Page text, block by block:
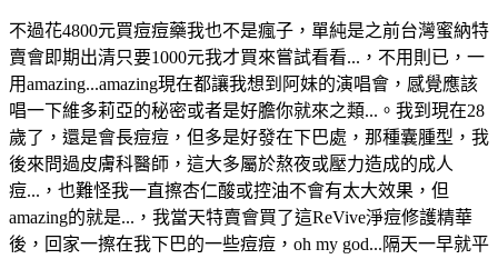
不過花4800元買痘痘藥我也不是瘋子，單純是之前台灣蜜納特
賣會即期出清只要1000元我才買來嘗試看看...，不用則已，一
用amazing...amazing現在都讓我想到阿妹的演唱會，感覺應該
唱一下維多莉亞的秘密或者是好膽你就來之類...。我到現在28
歲了，還是會長痘痘，但多是好發在下巴處，那種囊腫型，我
後來問過皮膚科醫師，這大多屬於熬夜或壓力造成的成人
痘...，也難怪我一直擦杏仁酸或控油不會有太大效果，但
amazing的就是...，我當天特賣會買了這ReVive淨痘修護精華
後，回家一擦在我下巴的一些痘痘，oh my god...隔天一早就平